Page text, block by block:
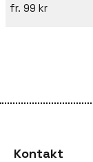
99 kr
Kontakt